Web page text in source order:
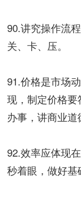
90.讲究操作流
关、卡、压。
91.价格是市场
现，制定价格
办事，讲商业道
92.效率应体现
秒着眼，做好基